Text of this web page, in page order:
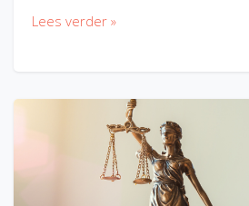
Lees verder »